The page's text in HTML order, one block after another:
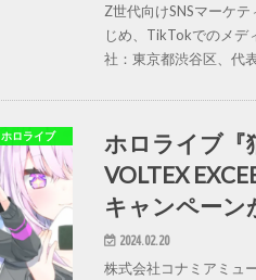
Z世代向けSNSマーケ
じめ、TikTokでのメデ
社：東京都渋谷区、代
ホロライブ
ホロライブ『
VOLTEX
キャンペーン
2024.02.20
株式会社コナミアミュ